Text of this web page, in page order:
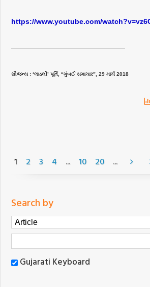
https://www.youtube.com/
————————————————
સૌજન્ય : ‘લાડલી’ પૂર્તિ, “મુંબઈ સમાચાર”, 29 માર્ચ 2018
1 2 3 4 ... 10 20 ...
Search by
Gujarati Keyboard